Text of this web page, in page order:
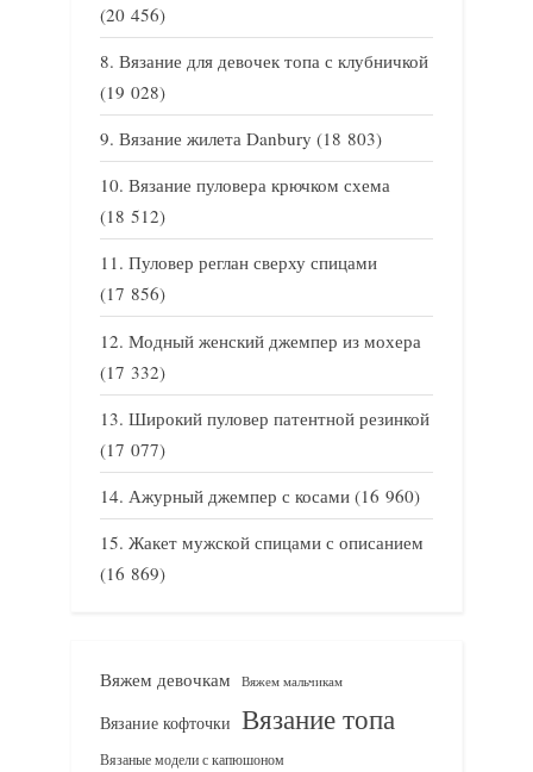
(20 456)
Вязание для девочек топа с клубничкой
(19 028)
Вязание жилета Danbury (18 803)
Вязание пуловера крючком схема
(18 512)
Пуловер реглан сверху спицами
(17 856)
Модный женский джемпер из мохера
(17 332)
Широкий пуловер патентной резинкой
(17 077)
Ажурный джемпер с косами (16 960)
Жакет мужской спицами с описанием
(16 869)
Вяжем девочкам Вяжем мальчикам
Вязание кофточки Вязание топа
Вязаные модели с капюшоном